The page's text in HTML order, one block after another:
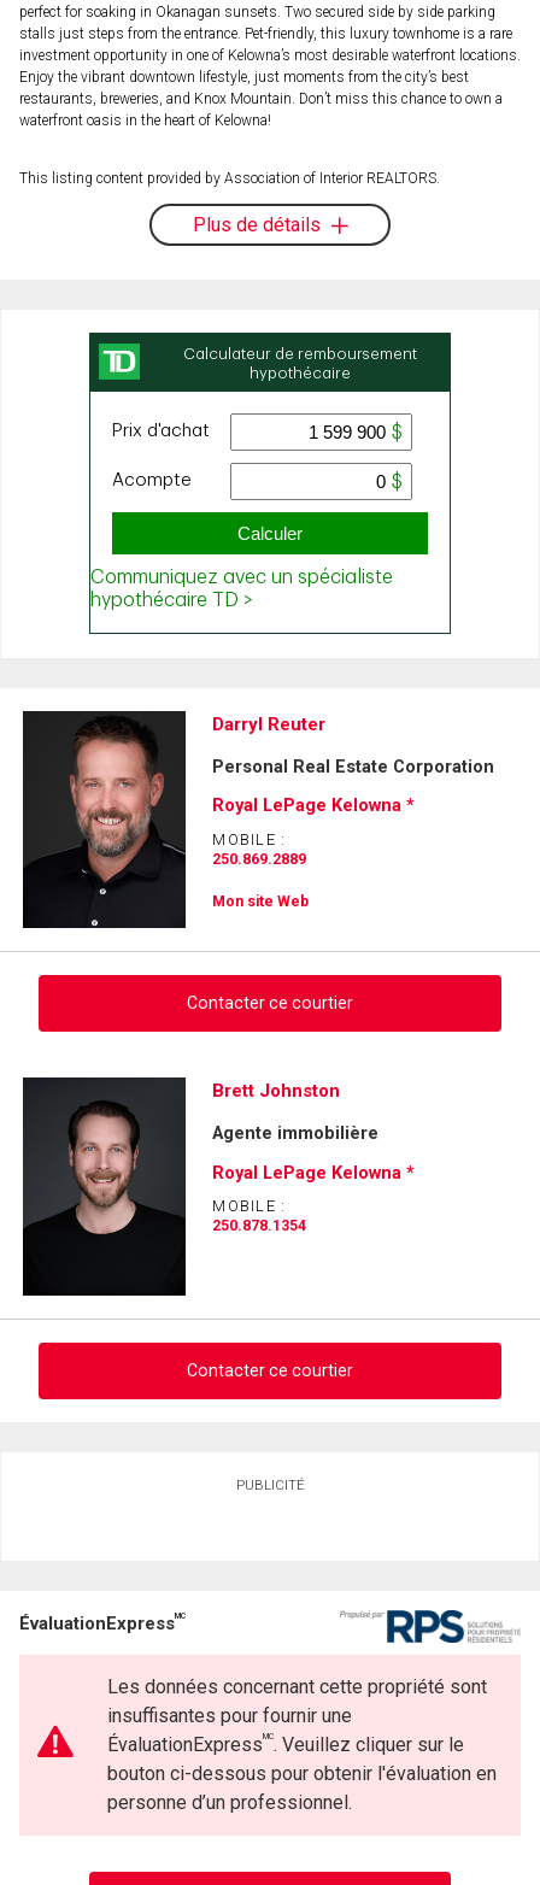
perfect for soaking in Okanagan sunsets. Two secured side by side parking
stalls just steps from the entrance. Pet-friendly, this luxury townhome is a rare
investment opportunity in one of Kelowna’s most desirable waterfront locations.
Enjoy the vibrant downtown lifestyle, just moments from the city’s best
restaurants, breweries, and Knox Mountain. Don’t miss this chance to own a
waterfront oasis in the heart of Kelowna!
This listing content provided by Association of Interior REALTORS.
Plus de détails
Darryl Reuter
Personal Real Estate Corporation
Royal LePage Kelowna *
MOBILE :
250.869.2889
Mon site Web
Contacter ce courtier
Demander des infos sur cette inscription
Prénom
Courriel
En cliquant sur le bouton « soumettre », vous consentez à nos conditions d'utilisation et
vous nous fournissez l'autorisation écrite de communiquer avec vous.
Brett Johnston
Agente immobilière
Royal LePage Kelowna *
MOBILE :
250.878.1354
Contacter ce courtier
Téléphone
(Optionnel)
PUBLICITÉ
ÉvaluationExpressMC
Les données concernant cette propriété sont
insuffisantes pour fournir une
ÉvaluationExpressMC. Veuillez cliquer sur le
bouton ci-dessous pour obtenir l'évaluation en
personne d’un professionnel.